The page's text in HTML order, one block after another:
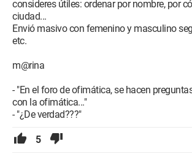
consideres útiles: ordenar por nombre, por
ciudad...
Envió masivo con femenino y masculino
etc.
m@rina
- "En el foro de ofimática, se hacen
con la ofimática..."
- "¿De verdad???"
5